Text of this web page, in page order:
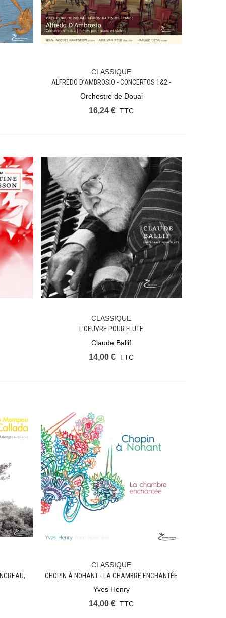
Ajouter Au Panier
CLASSIQUE
ALFREDO D’AMBROSIO - CONCERTOS 1&2 -
PIECES POUR PIANO ET VIOLON
Orchestre de Douai
16,24 € TTC
Ajouter Au Panier
CLASSIQUE
L’OEUVRE POUR FLUTE
Claude Ballif
14,00 € TTC
Ajouter Au Panier
CLASSIQUE
CHOPIN À NOHANT - LA CHAMBRE ENCHANTÉE
Yves Henry
14,00 € TTC